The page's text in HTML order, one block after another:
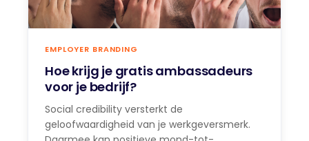
EMPLOYER BRANDING
Hoe krijg je gratis ambassadeurs
voor je bedrijf?‍
Social credibility versterkt de
geloofwaardigheid van je werkgeversmerk.